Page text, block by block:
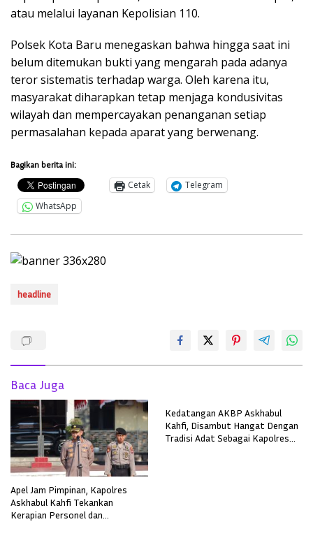
atau melalui layanan Kepolisian 110.
Polsek Kota Baru menegaskan bahwa hingga saat ini
belum ditemukan bukti yang mengarah pada adanya
teror sistematis terhadap warga. Oleh karena itu,
masyarakat diharapkan tetap menjaga kondusivitas
wilayah dan mempercayakan penanganan setiap
permasalahan kepada aparat yang berwenang.
Bagikan berita ini:
Cetak
Telegram
WhatsApp
headline
Baca Juga
Apel Jam Pimpinan, Kapolres
Askhabul Kahfi Tekankan
Kerapian Personel dan
Kedatangan AKBP Askhabul
Kahfi, Disambut Hangat Dengan
Tradisi Adat Sebagai Kapolres